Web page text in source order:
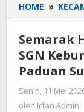
HOME »
Semarak
SGN
Paduan
Senin, 11 Mei
oleh Irfan Admin